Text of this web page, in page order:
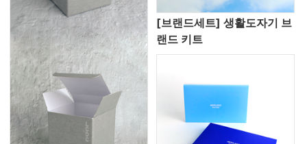
[브랜드세트] 생활도자기 브
랜드 키트